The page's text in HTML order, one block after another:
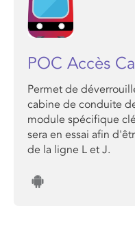
POC Accès
Permet de
cabine de conduite
module spécifique
sera en essai afin
de la ligne L et J.